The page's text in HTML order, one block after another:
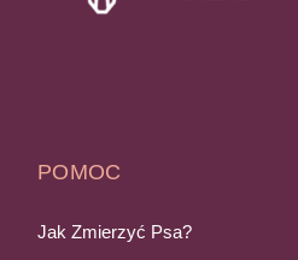
POMOC
Jak Zmierzyć Psa?